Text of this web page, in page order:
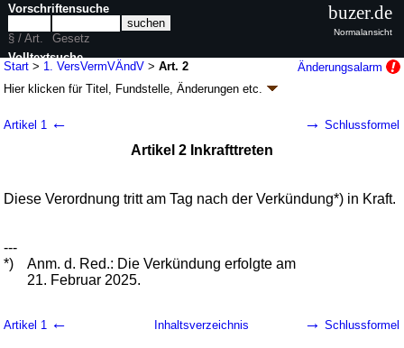
Start > 1. VersVermVÄndV >Art. 2
Änderungsalarm
Hier klicken fürTitel, Fundstelle, Änderungen etc.
Versicherungsvermittlungsverordnung (1.
VersVermVÄndVk.a.Abk. )
1 Änderung | Drucksachen / Entwurf / Begründung
Artikel 1 ← → Schlussformel
Artikel 2 Inkrafttreten
Diese Verordnung tritt am Tag nach der Verkündung*) in Kraft.
---
*)
Anm. d. Red.: Die Verkündung erfolgte am
21. Februar 2025.
Artikel 1 ← Inhaltsverzeichnis → Schlussformel
Vorschriftensuche
§ / Art.
Gesetz
Volltextsuche
nur in 1. VersVermVÄndV
buzer.de
Normalansicht